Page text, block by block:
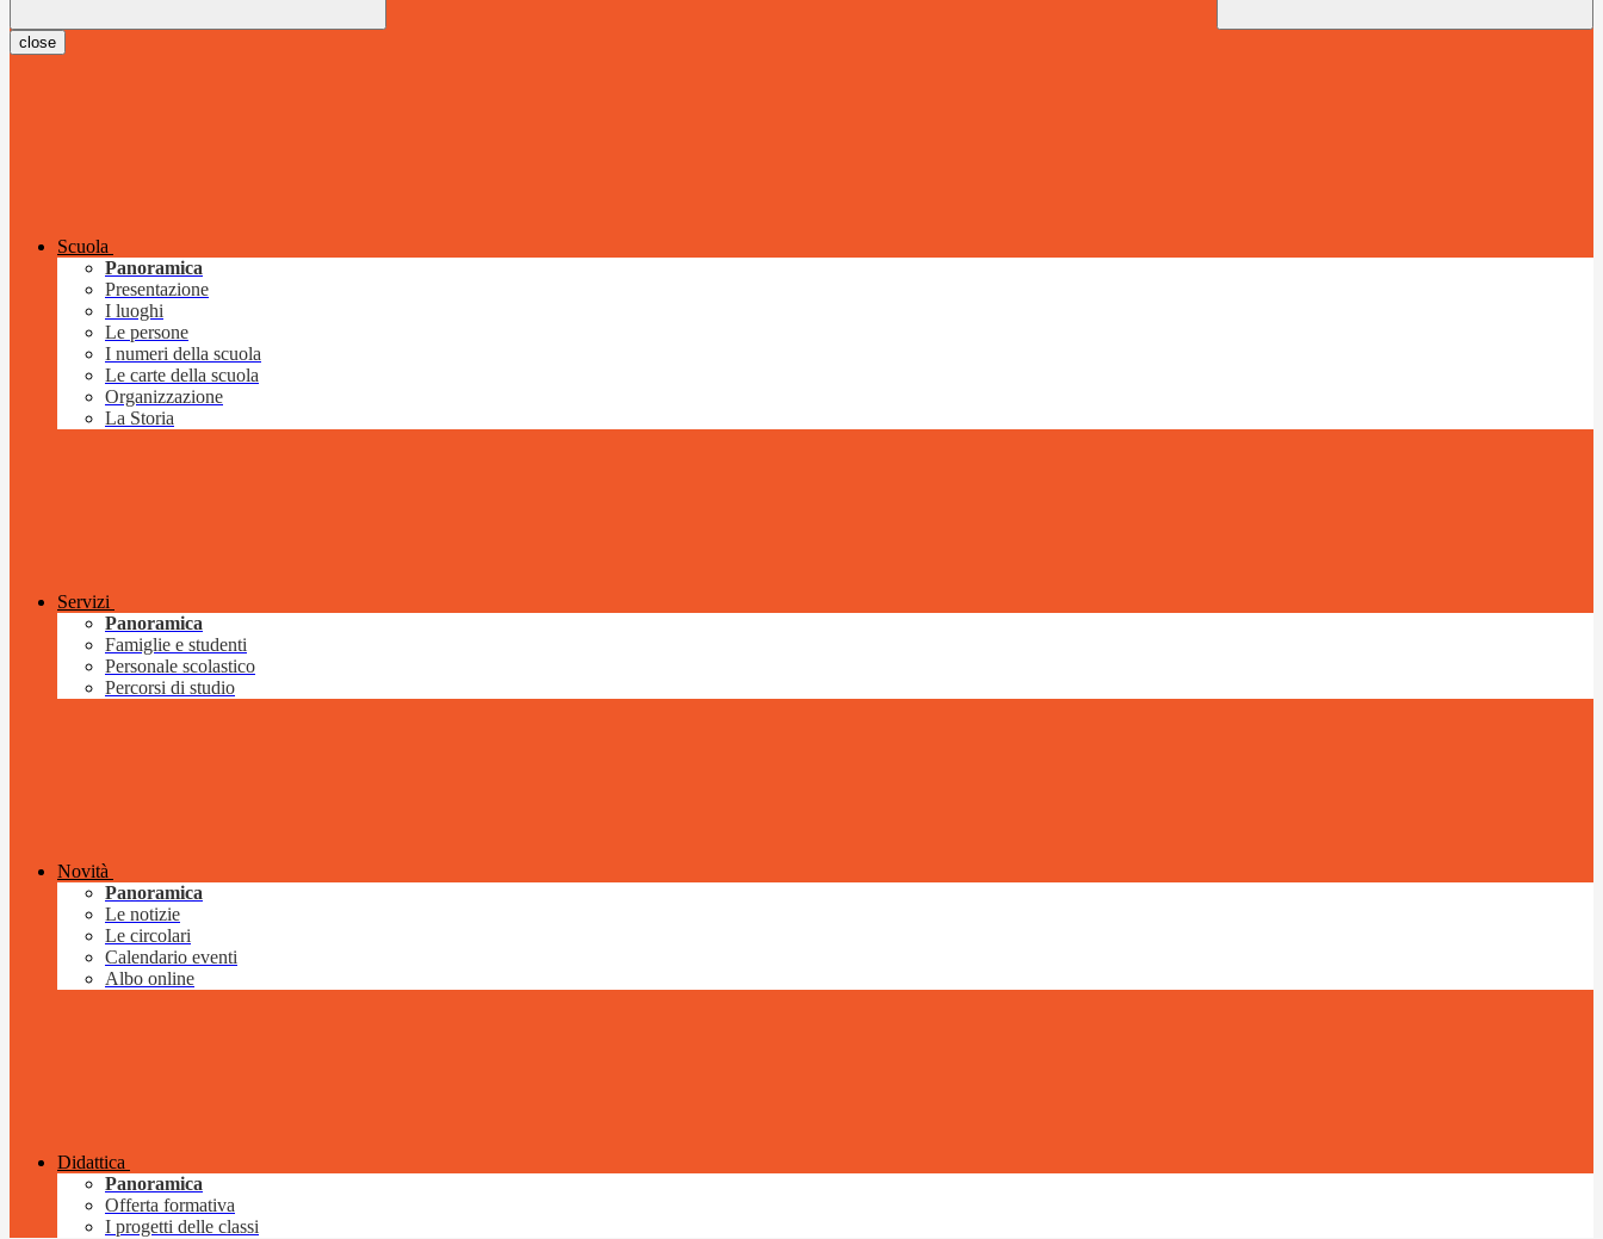
close
Scuola
Panoramica
Presentazione
I luoghi
Le persone
I numeri della scuola
Le carte della scuola
Organizzazione
La Storia
Servizi
Panoramica
Famiglie e studenti
Personale scolastico
Percorsi di studio
Novità
Panoramica
Le notizie
Le circolari
Calendario eventi
Albo online
Didattica
Panoramica
Offerta formativa
I progetti delle classi